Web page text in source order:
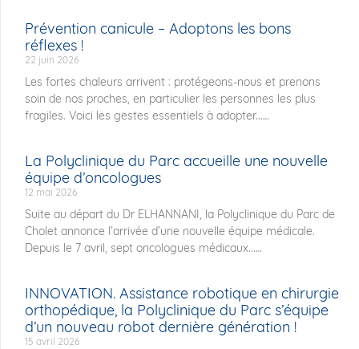
Prévention canicule – Adoptons les bons
réflexes !
22 juin 2026
Les fortes chaleurs arrivent : protégeons-nous et prenons
soin de nos proches, en particulier les personnes les plus
fragiles. Voici les gestes essentiels à adopter...
La Polyclinique du Parc accueille une nouvelle
équipe d’oncologues
12 mai 2026
Suite au départ du Dr ELHANNANI, la Polyclinique du Parc de
Cholet annonce l’arrivée d’une nouvelle équipe médicale.
Depuis le 7 avril, sept oncologues médicaux...
INNOVATION. Assistance robotique en chirurgie
orthopédique, la Polyclinique du Parc s’équipe
d’un nouveau robot dernière génération !
15 avril 2026